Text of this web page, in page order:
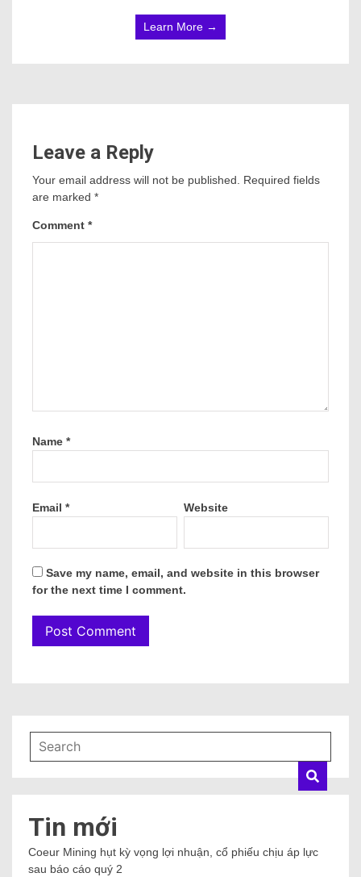
Learn More →
Leave a Reply
Your email address will not be published. Required fields
are marked *
Comment *
Name *
Email * Website
Save my name, email, and website in this browser
for the next time I comment.
Tin mới
Coeur Mining hụt kỳ vọng lợi nhuận, cổ phiếu chịu áp lực
sau báo cáo quý 2